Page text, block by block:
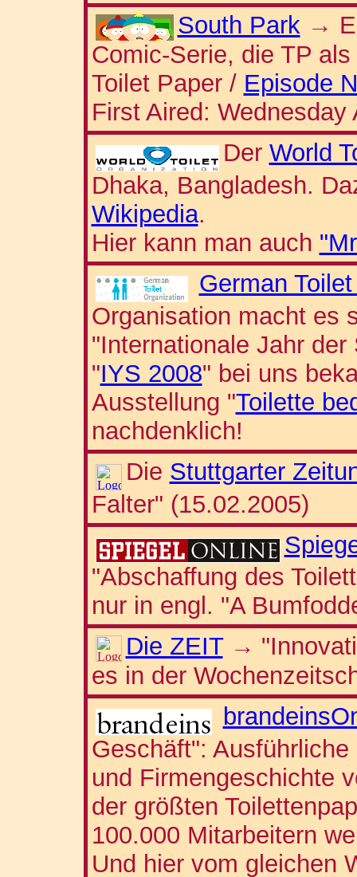
South Park →
Comic-Serie, die TP
Toilet Paper / Episode
First Aired: Wednesday
Der World
Dhaka, Bangladesh.
Wikipedia.
Hier kann man auch
German
Organisation macht es
"Internationale Jahr
"IYS 2008" bei uns
Ausstellung "Toilette
nachdenklich!
Die Stuttgarter
Falter" (15.02.2005)
"Abschaffung des
nur in engl. "A
Die ZEIT →
es in der
Geschäft":
und Firmengeschichte
der größten
100.000 Mitarbeitern
Und hier vom gleichen